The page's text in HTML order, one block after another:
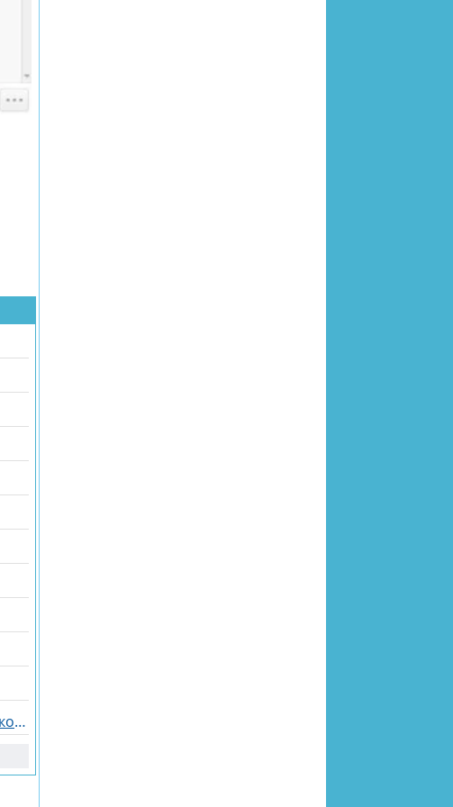
Егор Мельников отправился домой уговаривать родителей на знакомство с Вероникой Гракович